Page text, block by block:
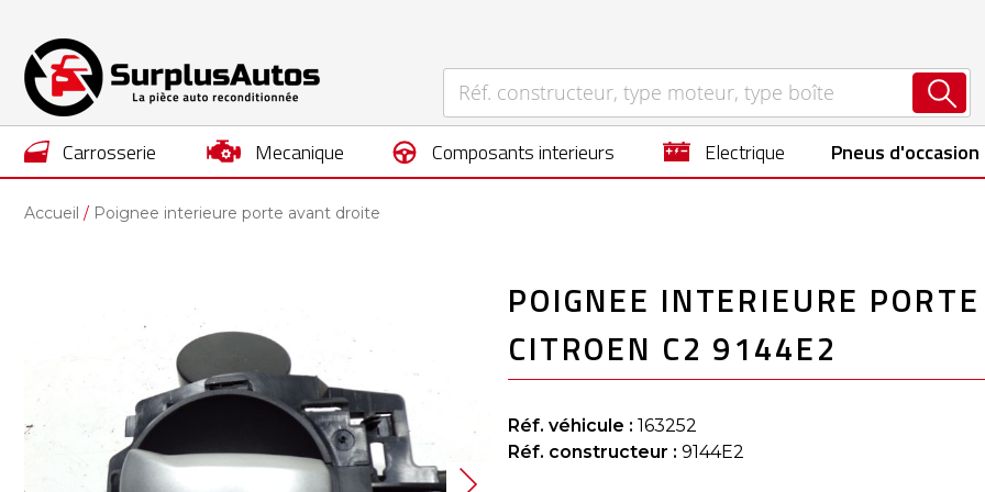
carrosserie mecanique composants interieurs electrique Pneus d'occasion
Accueil Poignee interieure porte avant droite
gallery
POIGNEE INTERIEURE
CITROEN C2 9144E2
Réf. véhicule : 163252
Réf. constructeur : 9144E2